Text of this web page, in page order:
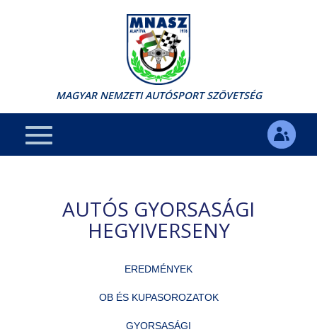
MAGYAR NEMZETI AUTÓSPORT SZÖVETSÉG
AUTÓS GYORSASÁGI
HEGYIVERSENY
EREDMÉNYEK
OB ÉS KUPASOROZATOK
GYORSASÁGI